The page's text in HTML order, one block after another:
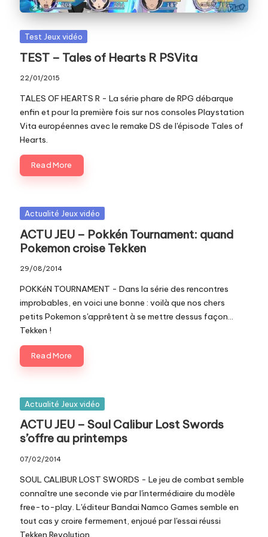
Posted
Test Jeux vidéo
TEST – Tales of Hearts R PSVita
22/01/2015
TALES OF HEARTS R - La série phare de RPG débarque
enfin et pour la première fois sur nos consoles Playstation
Vita européennes avec le remake DS de l'épisode Tales of
Hearts.
Read More
Posted
Actualité Jeux vidéo
ACTU JEU – Pokkén Tournament: quand
Pokemon croise Tekken
29/08/2014
POKKéN TOURNAMENT - Dans la série des rencontres
improbables, en voici une bonne : voilà que nos chers
petits Pokemon s'apprêtent à se mettre dessus façon...
Tekken !
Read More
Posted
Actualité Jeux vidéo
ACTU JEU – Soul Calibur Lost Swords
s’offre au printemps
07/02/2014
SOUL CALIBUR LOST SWORDS - Le jeu de combat semble
connaître une seconde vie par l'intermédiaire du modèle
free-to-play. L'éditeur Bandai Namco Games semble en
tout cas y croire fermement, enjoué par l'essai réussi
Tekken Revolution.